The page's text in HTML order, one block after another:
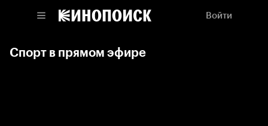
Войти
Спорт в прямом эфире